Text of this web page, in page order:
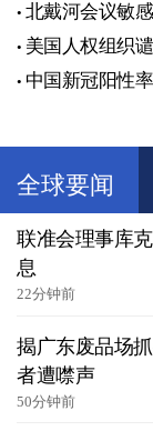
北戴河会议敏
美国人权组织
中国新冠阳性
全球要闻
联准会理事库
息
22分钟前
揭广东废品场
者遭噤声
50分钟前